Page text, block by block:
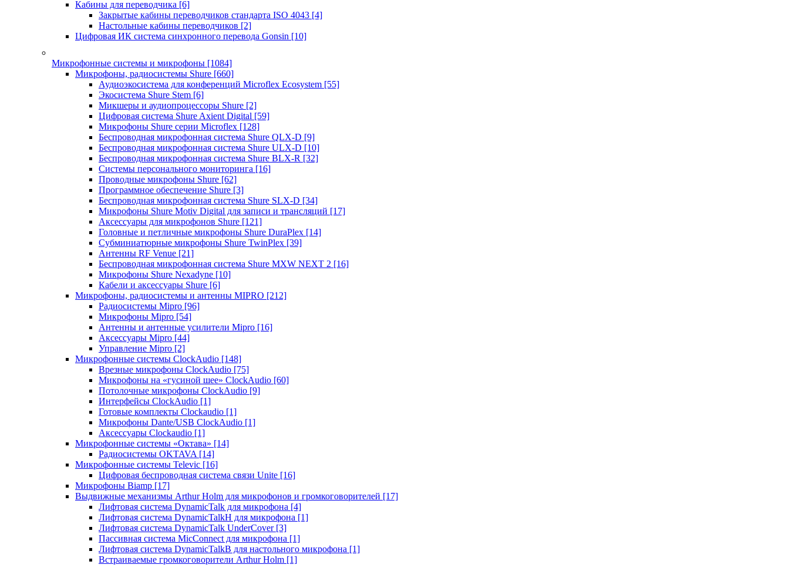
Кабины для переводчика [6]
Закрытые кабины переводчиков стандарта ISO 4043 [4]
Настольные кабины переводчиков [2]
Цифровая ИК система синхронного перевода Gonsin [10]
Микрофонные системы и микрофоны [1084]
Микрофоны, радиосистемы Shure [660]
Аудиоэкосистема для конференций Microflex Ecosystem [55]
Экосистема Shure Stem [6]
Микшеры и аудиопроцессоры Shure [2]
Цифровая система Shure Axient Digital [59]
Микрофоны Shure серии Microflex [128]
Беспроводная микрофонная система Shure QLX-D [9]
Беспроводная микрофонная система Shure ULX-D [10]
Беспроводная микрофонная система Shure BLX-R [32]
Системы персонального мониторинга [16]
Проводные микрофоны Shure [62]
Программное обеспечение Shure [3]
Беспроводная микрофонная система Shure SLX-D [34]
Микрофоны Shure Motiv Digital для записи и трансляций [17]
Аксессуары для микрофонов Shure [121]
Головные и петличные микрофоны Shure DuraPlex [14]
Субминиатюрные микрофоны Shure TwinPlex [39]
Антенны RF Venue [21]
Беспроводная микрофонная система Shure MXW NEXT 2 [16]
Микрофоны Shure Nexadyne [10]
Кабели и аксессуары Shure [6]
Микрофоны, радиосистемы и антенны MIPRO [212]
Радиосистемы Mipro [96]
Микрофоны Mipro [54]
Антенны и антенные усилители Mipro [16]
Аксессуары Mipro [44]
Управление Mipro [2]
Микрофонные системы ClockAudio [148]
Врезные микрофоны ClockAudio [75]
Микрофоны на «гусиной шее» ClockAudio [60]
Потолочные микрофоны ClockAudio [9]
Интерфейсы ClockAudio [1]
Готовые комплекты Clockaudio [1]
Микрофоны Dante/USB ClockAudio [1]
Аксессуары Clockaudio [1]
Микрофонные системы «Октава» [14]
Радиосистемы OKTAVA [14]
Микрофонные системы Televic [16]
Цифровая беспроводная система связи Unite [16]
Микрофоны Biamp [17]
Выдвижные механизмы Arthur Holm для микрофонов и громкоговорителей [17]
Лифтовая система DynamicTalk для микрофона [4]
Лифтовая система DynamicTalkH для микрофона [1]
Лифтовая система DynamicTalk UnderCover [3]
Пассивная система MicConnect для микрофона [1]
Лифтовая система DynamicTalkB для настольного микрофона [1]
Встраиваемые громкоговорители Arthur Holm [1]